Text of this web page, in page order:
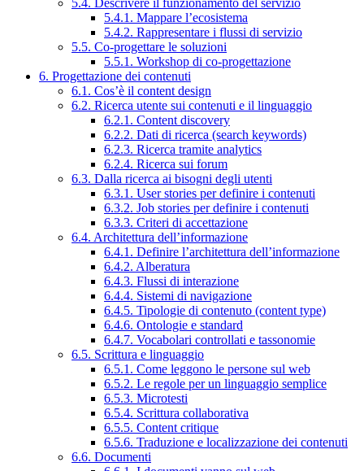
5.4. Descrivere il funzionamento del servizio
5.4.1. Mappare l’ecosistema
5.4.2. Rappresentare i flussi di servizio
5.5. Co-progettare le soluzioni
5.5.1. Workshop di co-progettazione
6. Progettazione dei contenuti
6.1. Cos’è il content design
6.2. Ricerca utente sui contenuti e il linguaggio
6.2.1. Content discovery
6.2.2. Dati di ricerca (search keywords)
6.2.3. Ricerca tramite analytics
6.2.4. Ricerca sui forum
6.3. Dalla ricerca ai bisogni degli utenti
6.3.1. User stories per definire i contenuti
6.3.2. Job stories per definire i contenuti
6.3.3. Criteri di accettazione
6.4. Architettura dell’informazione
6.4.1. Definire l’architettura dell’informazione
6.4.2. Alberatura
6.4.3. Flussi di interazione
6.4.4. Sistemi di navigazione
6.4.5. Tipologie di contenuto (content type)
6.4.6. Ontologie e standard
6.4.7. Vocabolari controllati e tassonomie
6.5. Scrittura e linguaggio
6.5.1. Come leggono le persone sul web
6.5.2. Le regole per un linguaggio semplice
6.5.3. Microtesti
6.5.4. Scrittura collaborativa
6.5.5. Content critique
6.5.6. Traduzione e localizzazione dei contenuti
6.6. Documenti